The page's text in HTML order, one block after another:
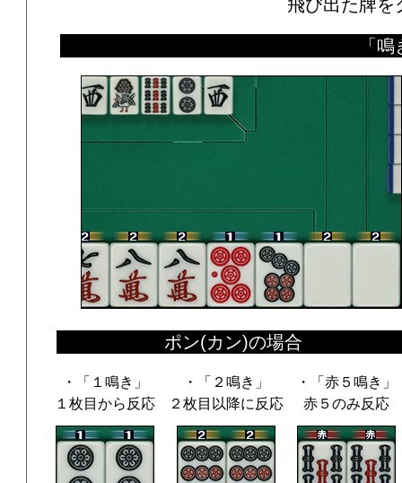
飛び出た牌を
「
ポン(カン)の場合
・「１鳴き」
１枚目から反応
・「２鳴き」
２枚目以降に反応
・「赤５鳴き」
赤５のみ反応